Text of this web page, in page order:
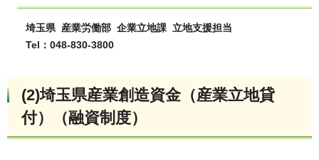
埼玉県 産業労働部 企業立地課 立地支援担当
Tel：048-830-3800
(2)埼玉県産業創造資金（産業立地貸
付）（融資制度）